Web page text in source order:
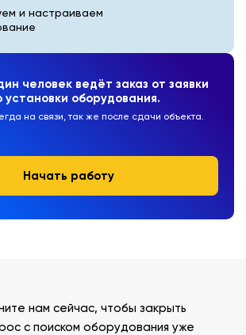
человек ведёт заказ от заявки
установки оборудования.
на связи, так же после сдачи объекта.
Начать работу
и настраиваем
нам сейчас, чтобы закрыть
с поиском оборудования уже